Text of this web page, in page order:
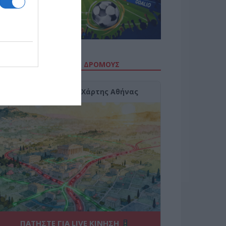
ΤΗΝ ΚΙΝΗΣΗ ΣΤΟΥΣ ΔΡΌΜΟΥΣ
Κίνηση Τώρα: Live Χάρτης Αθήνας
ΠΑΤΗΣΤΕ ΓΙΑ LIVE ΚΙΝΗΣΗ